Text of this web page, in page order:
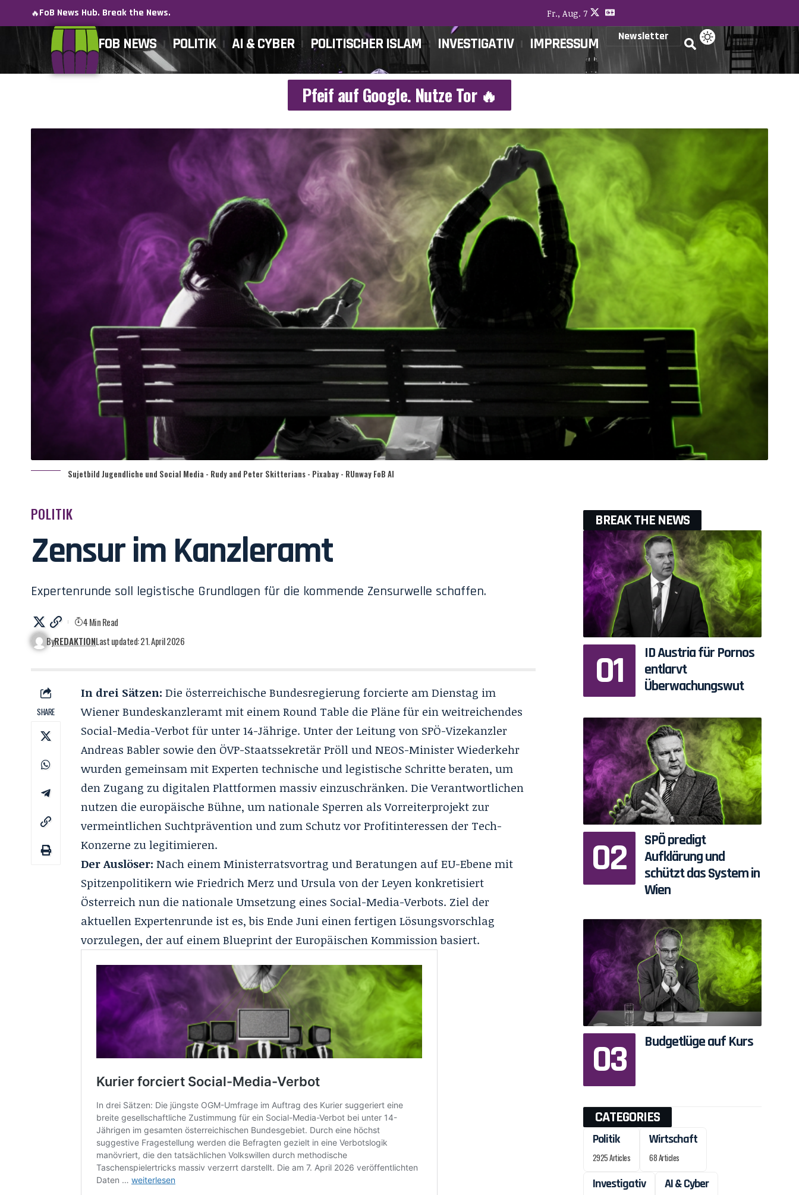
🔥FoB News Hub. Break the News. Fr., Aug. 7
FOB NEWS POLITIK AI & CYBER POLITISCHER ISLAM INVESTIGATIV IMPRESSUM Newsletter
Pfeif auf Google. Nutze Tor 🔥
Sujetbild Jugendliche und Social Media - Rudy and Peter Skitterians - Pixabay - RUnway FoB AI
POLITIK
Zensur im Kanzleramt
Expertenrunde soll legistische Grundlagen für die kommende Zensurwelle schaffen.
ByREDAKTIONLast updated: 21. April 2026
4 Min Read
SHARE
In drei Sätzen: Die österreichische Bundesregierung forcierte am Dienstag im
Wiener Bundeskanzleramt mit einem Round Table die Pläne für ein weitreichendes
Social-Media-Verbot für unter 14-Jährige. Unter der Leitung von SPÖ-Vizekanzler
Andreas Babler sowie den ÖVP-Staatssekretär Pröll und NEOS-Minister Wiederkehr
wurden gemeinsam mit Experten technische und legistische Schritte beraten, um
den Zugang zu digitalen Plattformen massiv einzuschränken. Die Verantwortlichen
nutzen die europäische Bühne, um nationale Sperren als Vorreiterprojekt zur
vermeintlichen Suchtprävention und zum Schutz vor Profitinteressen der Tech-
Konzerne zu legitimieren.
Der Auslöser: Nach einem Ministerratsvortrag und Beratungen auf EU-Ebene mit
Spitzenpolitikern wie Friedrich Merz und Ursula von der Leyen konkretisiert
Österreich nun die nationale Umsetzung eines Social-Media-Verbots. Ziel der
aktuellen Expertenrunde ist es, bis Ende Juni einen fertigen Lösungsvorschlag
vorzulegen, der auf einem Blueprint der Europäischen Kommission basiert.
BREAK THE NEWS
ID Austria für Pornos
entlarvt
Überwachungswut
SPÖ predigt
Aufklärung und
schützt das System in
Wien
Budgetlüge auf Kurs
CATEGORIES
Politik
2925 Articles
Wirtschaft
68 Articles
Investigativ AI & Cyber